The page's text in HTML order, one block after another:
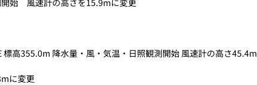
始　風速計の高さを15.9mに変更
標高355.0m 降水量・風・気温・日照観測開始 風速計の高さ45.4m
に変更